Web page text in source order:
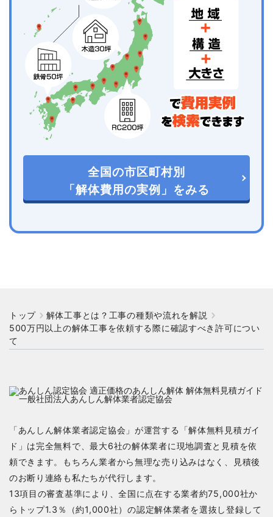
全国の市区町村別
「解体費用の実例」をみる
トップ
解体工事とは？工事の種類や流れを解説
500万円以上の解体工事を依頼する際に確認すべき許可につい
て
「あんしん解体業者認定協会」が運営する「解体無料見積ガイ
ド」は完全無料で、最大6社の解体業者に現地調査と見積を依
頼できます。もちろん業者から無理な売り込みはなく、見積後
のお断り連絡も私たちが代行します。
13項目の審査基準により、全国に点在する業者約75,000社か
らトップ1.3％（約1,000社）の認定解体業者を選抜し登録して